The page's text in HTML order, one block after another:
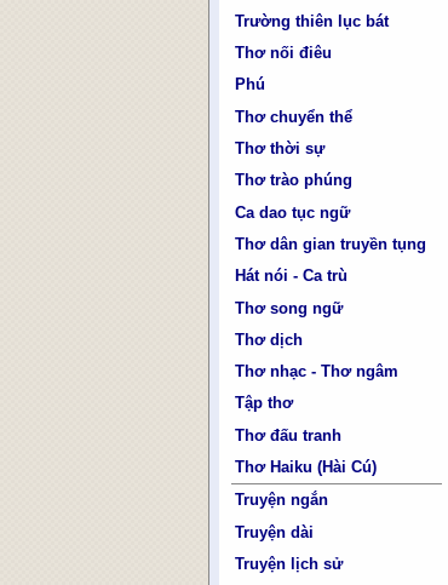
Trường thiên lục bát
Thơ nối điêu
Phú
Thơ chuyển thể
Thơ thời sự
Thơ trào phúng
Ca dao tục ngữ
Thơ dân gian truyền tụng
Hát nói - Ca trù
Thơ song ngữ
Thơ dịch
Thơ nhạc - Thơ ngâm
Tập thơ
Thơ đấu tranh
Thơ Haiku (Hài Cú)
Truyện ngắn
Truyện dài
Truyện lịch sử